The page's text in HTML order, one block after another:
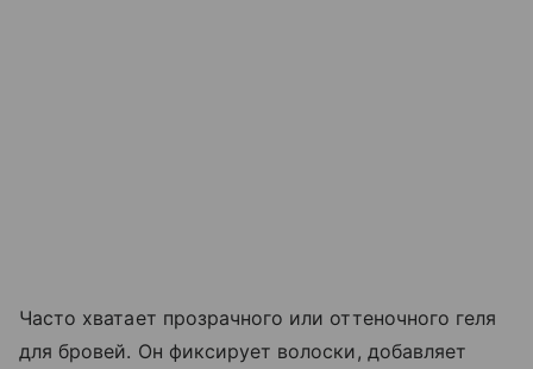
Часто хватает прозрачного или оттеночного геля
для бровей. Он фиксирует волоски, добавляет